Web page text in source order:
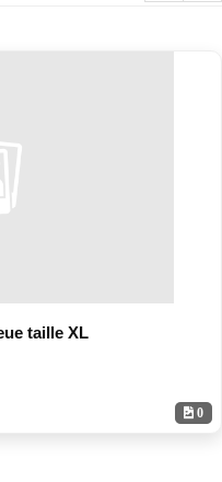
0
taille XL